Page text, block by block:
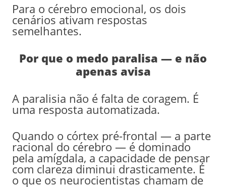
Para o cérebro emocional, os dois
cenários ativam respostas
semelhantes.
Por que o medo paralisa — e não
apenas avisa
A paralisia não é falta de coragem. É
uma resposta automatizada.
Quando o córtex pré-frontal — a parte
racional do cérebro — é dominado
pela amígdala, a capacidade de pensar
com clareza diminui drasticamente. É
o que os neurocientistas chamam de